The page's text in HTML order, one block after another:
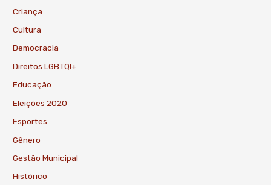
Criança
Cultura
Democracia
Direitos LGBTQI+
Educação
Eleições 2020
Esportes
Gênero
Gestão Municipal
Histórico